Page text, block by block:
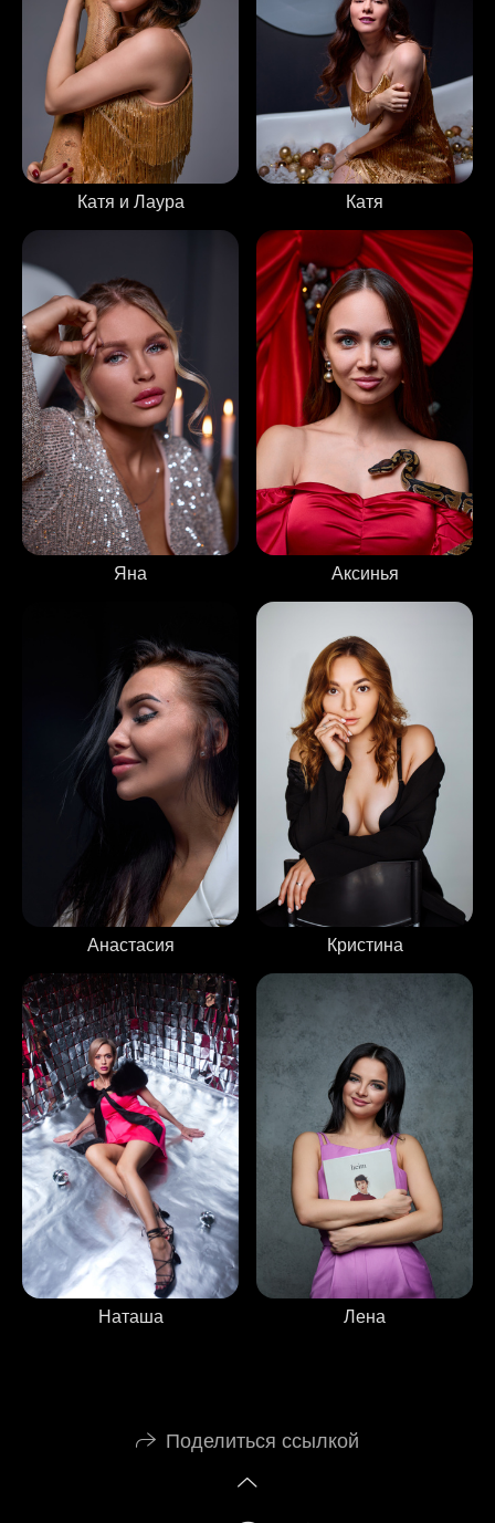
Катя и Лаура Катя
Яна Аксинья
Анастасия Кристина
Наташа Лена
Поделиться ссылкой